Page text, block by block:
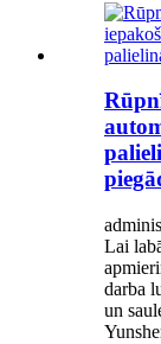
Lai
darba
un